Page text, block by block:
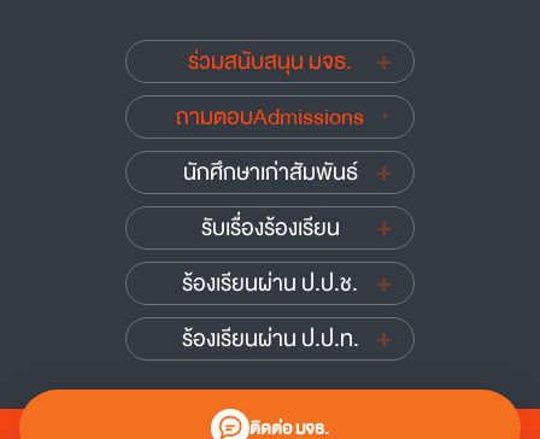
ติดต่อ มจธ.
ร่วมสนับสนุน มจธ.
ถามตอบAdmissions
นักศึกษาเก่าสัมพันธ์
รับเรื่องร้องเรียน
ร้องเรียนผ่าน ป.ป.ช.
ร้องเรียนผ่าน ป.ป.ท.